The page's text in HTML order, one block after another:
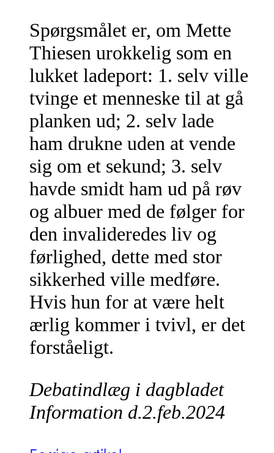
Spørgsmålet er, om Mette
Thiesen urokkelig som en
lukket ladeport: 1. selv ville
tvinge et menneske til at gå
planken ud; 2. selv lade
ham drukne uden at vende
sig om et sekund; 3. selv
havde smidt ham ud på røv
og albuer med de følger for
den invalideredes liv og
førlighed, dette med stor
sikkerhed ville medføre.
Hvis hun for at være helt
ærlig kommer i tvivl, er det
forståeligt.
Debatindlæg i dagbladet
Information d.2.feb.2024